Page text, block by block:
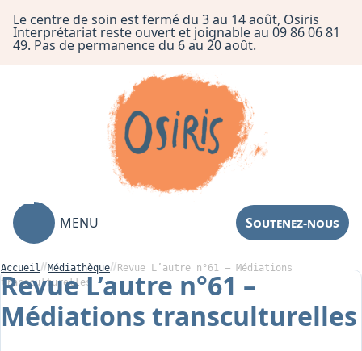
Le centre de soin est fermé du 3 au 14 août, Osiris
Interprétariat reste ouvert et joignable au 09 86 06 81
49. Pas de permanence du 6 au 20 août.
MENU Soutenez-nous
Association
Accueil Médiathèque
Revue L’autre n°61 – Médiations
transculturelles
Revue L’autre n°61 –
Médiations transculturelles